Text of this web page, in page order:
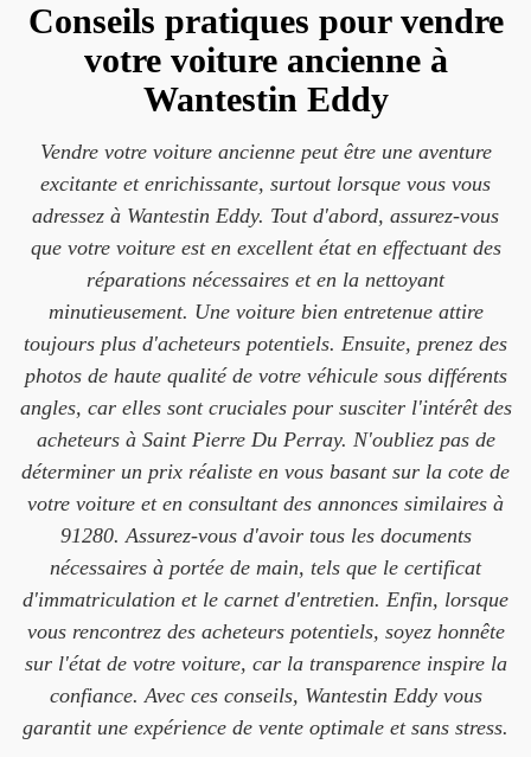
Conseils pratiques pour vendre
votre voiture ancienne à
Wantestin Eddy
Vendre votre voiture ancienne peut être une aventure
excitante et enrichissante, surtout lorsque vous vous
adressez à Wantestin Eddy. Tout d'abord, assurez-vous
que votre voiture est en excellent état en effectuant des
réparations nécessaires et en la nettoyant
minutieusement. Une voiture bien entretenue attire
toujours plus d'acheteurs potentiels. Ensuite, prenez des
photos de haute qualité de votre véhicule sous différents
angles, car elles sont cruciales pour susciter l'intérêt des
acheteurs à Saint Pierre Du Perray. N'oubliez pas de
déterminer un prix réaliste en vous basant sur la cote de
votre voiture et en consultant des annonces similaires à
91280. Assurez-vous d'avoir tous les documents
nécessaires à portée de main, tels que le certificat
d'immatriculation et le carnet d'entretien. Enfin, lorsque
vous rencontrez des acheteurs potentiels, soyez honnête
sur l'état de votre voiture, car la transparence inspire la
confiance. Avec ces conseils, Wantestin Eddy vous
garantit une expérience de vente optimale et sans stress.